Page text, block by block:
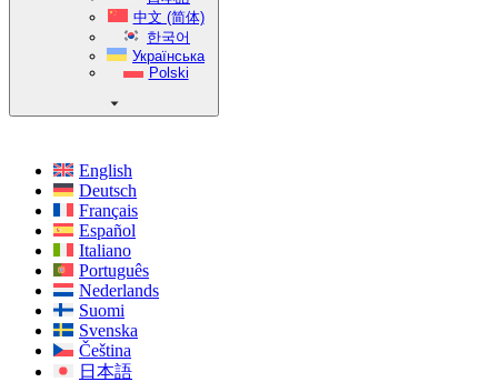
中文 (简体)
한국어
Українська
Polski
English
Deutsch
Français
Español
Italiano
Português
Nederlands
Suomi
Svenska
Čeština
日本語